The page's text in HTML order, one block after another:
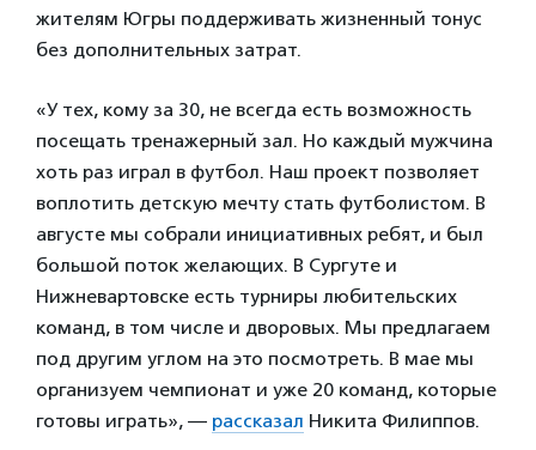
жителям Югры поддерживать жизненный тонус
без дополнительных затрат.
«У тех, кому за 30, не всегда есть возможность
посещать тренажерный зал. Но каждый мужчина
хоть раз играл в футбол. Наш проект позволяет
воплотить детскую мечту стать футболистом. В
августе мы собрали инициативных ребят, и был
большой поток желающих. В Сургуте и
Нижневартовске есть турниры любительских
команд, в том числе и дворовых. Мы предлагаем
под другим углом на это посмотреть. В мае мы
организуем чемпионат и уже 20 команд, которые
готовы играть», — рассказал Никита Филиппов.